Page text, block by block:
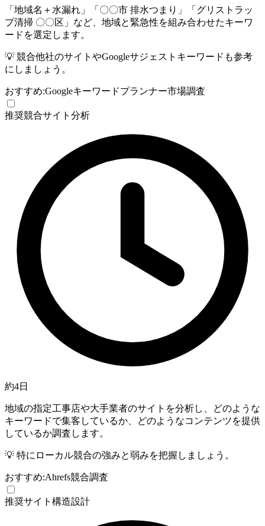
「地域名＋水漏れ」「〇〇市 排水つまり」「グリストラッ
プ清掃 〇〇区」など、地域と緊急性を組み合わせたキーワ
ードを選定します。
💡 競合他社のサイトやGoogleサジェストキーワードも参考
にしましょう。
おすすめ:Googleキーワードプランナー市場調査
推奨競合サイト分析
約4日
地域の指定工事店や大手業者のサイトを分析し、どのような
キーワードで集客しているか、どのようなコンテンツを提供
しているか調査します。
💡 特にローカル競合の強みと弱みを把握しましょう。
おすすめ:Ahrefs競合調査
推奨サイト構造設計